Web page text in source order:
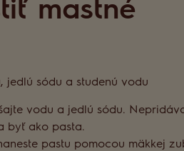
jedlú sódu a studenú vodu
vodu a jedlú sódu.
byť ako pasta.
pastu pomocou mäkkej